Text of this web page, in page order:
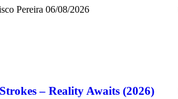
Pereira 06/08/2026
– Reality Awaits (2026)